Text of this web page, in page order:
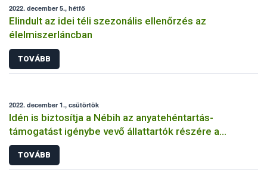
2022. december 5., hétfő
Elindult az idei téli szezonális ellenőrzés az
élelmiszerláncban
TOVÁBB
2022. december 1., csütörtök
Idén is biztosítja a Nébih az anyatehéntartás-
támogatást igénybe vevő állattartók részére a
szaporítási események előremenő bejelentését
TOVÁBB